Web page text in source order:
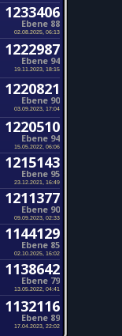
1233406
Ebene 88
02.08.2025, 06:13
1222987
Ebene 94
19.11.2023, 18:15
1220821
Ebene 90
03.09.2023, 17:04
1220510
Ebene 94
15.05.2022, 06:06
1215143
Ebene 95
23.12.2021, 16:49
1211377
Ebene 90
09.09.2023, 02:33
1144129
Ebene 85
02.10.2025, 16:02
1138642
Ebene 79
13.05.2022, 04:41
1132116
Ebene 89
17.04.2023, 22:02